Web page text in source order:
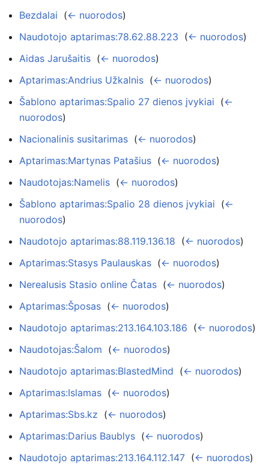
Bezdalai (← nuorodos)
Naudotojo aptarimas:78.62.88.223 (← nuorodos)
Aidas Jarušaitis (← nuorodos)
Aptarimas:Andrius Užkalnis (← nuorodos)
Šablono aptarimas:Spalio 27 dienos įvykiai (←
nuorodos)
Nacionalinis susitarimas (← nuorodos)
Aptarimas:Martynas Patašius (← nuorodos)
Naudotojas:Namelis (← nuorodos)
Šablono aptarimas:Spalio 28 dienos įvykiai (←
nuorodos)
Naudotojo aptarimas:88.119.136.18 (← nuorodos)
Aptarimas:Stasys Paulauskas (← nuorodos)
Nerealusis Stasio online Čatas (← nuorodos)
Aptarimas:Šposas (← nuorodos)
Naudotojo aptarimas:213.164.103.186 (← nuorodos)
Naudotojas:Šalom (← nuorodos)
Naudotojo aptarimas:BlastedMind (← nuorodos)
Aptarimas:Islamas (← nuorodos)
Aptarimas:Sbs.kz (← nuorodos)
Aptarimas:Darius Baublys (← nuorodos)
Naudotojo aptarimas:213.164.112.147 (← nuorodos)